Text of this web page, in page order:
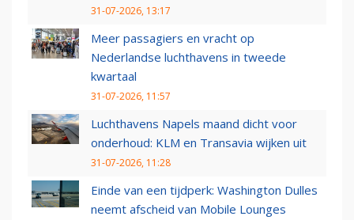
31-07-2026, 13:17
Meer passagiers en vracht op
Nederlandse luchthavens in tweede
kwartaal
31-07-2026, 11:57
Luchthavens Napels maand dicht voor
onderhoud: KLM en Transavia wijken uit
31-07-2026, 11:28
Einde van een tijdperk: Washington Dulles
neemt afscheid van Mobile Lounges